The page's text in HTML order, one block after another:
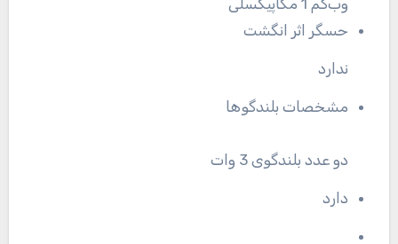
حسگر اثر انگشت
ندارد
مشخصات بلندگوها
دو عدد بلندگوی 3 وات
دارد